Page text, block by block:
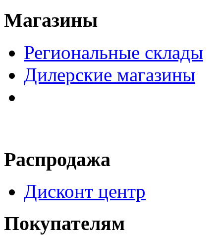
Магазины
Региональные склады
Дилерские магазины
Распродажа
Дисконт центр
Покупателям